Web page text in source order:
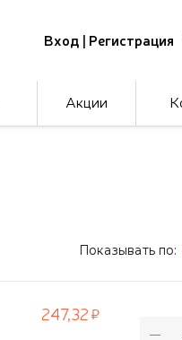
Вход | Регистрация
Акции
Показывать по:
247,32